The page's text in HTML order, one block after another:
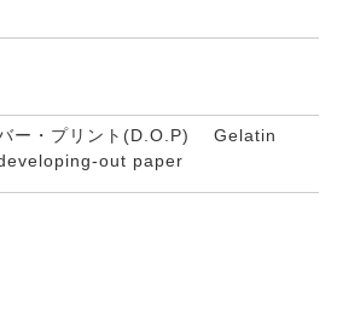
バー・プリント(D.O.P) Gelatin
out paper